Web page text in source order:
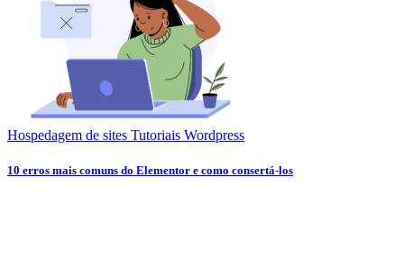
Hospedagem de sites Tutoriais Wordpress
10 erros mais comuns do Elementor e como consertá-los